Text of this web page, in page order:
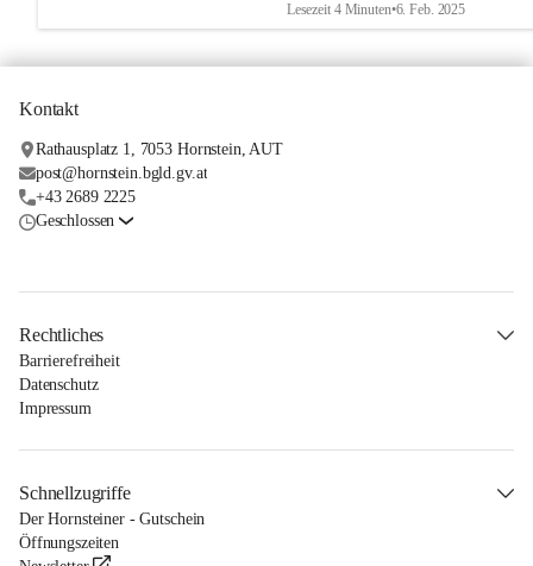
Lesezeit 4 Minuten•6. Feb. 2025
Kontakt
Rathausplatz 1, 7053 Hornstein, AUT
post@hornstein.bgld.gv.at
+43 2689 2225
Geschlossen
Rechtliches
Barrierefreiheit
Datenschutz
Impressum
Schnellzugriffe
Der Hornsteiner - Gutschein
Öffnungszeiten